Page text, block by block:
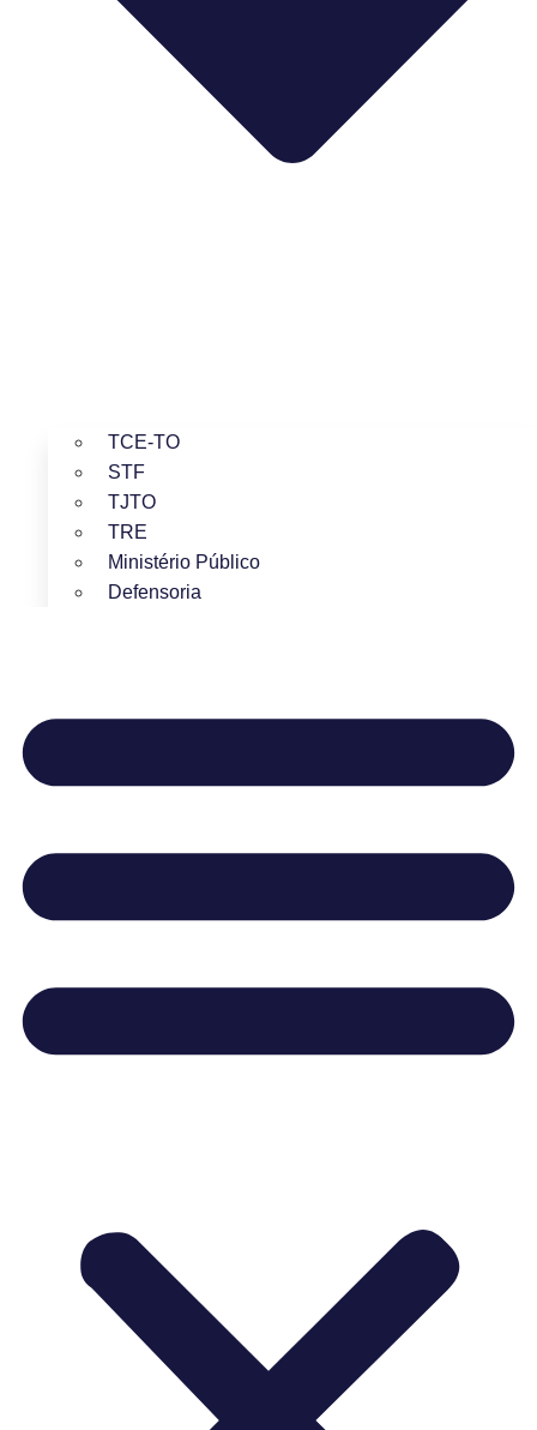
TCE-TO
STF
TJTO
TRE
Ministério Público
Defensoria